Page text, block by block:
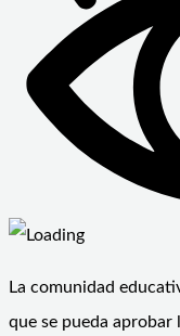
La comunidad
que se pueda aprobar